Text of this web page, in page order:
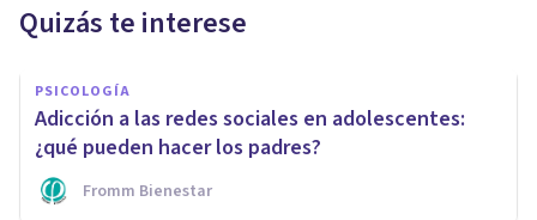
Quizás te interese
PSICOLOGÍA
Adicción a las redes sociales en adolescentes:
¿qué pueden hacer los padres?
Fromm Bienestar